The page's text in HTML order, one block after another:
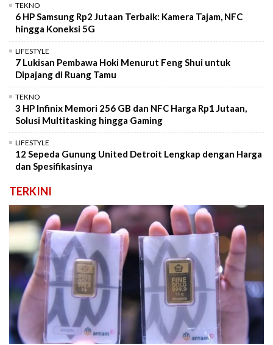
TEKNO
6 HP Samsung Rp2 Jutaan Terbaik: Kamera Tajam, NFC
hingga Koneksi 5G
LIFESTYLE
7 Lukisan Pembawa Hoki Menurut Feng Shui untuk
Dipajang di Ruang Tamu
TEKNO
3 HP Infinix Memori 256 GB dan NFC Harga Rp1 Jutaan,
Solusi Multitasking hingga Gaming
LIFESTYLE
12 Sepeda Gunung United Detroit Lengkap dengan Harga
dan Spesifikasinya
TERKINI